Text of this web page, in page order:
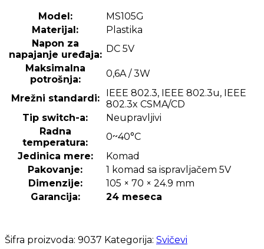
Model:
MS105G
Materijal:
Plastika
Napon za
napajanje uređaja:
DC 5V
Maksimalna
potrošnja:
0,6A / 3W
Mrežni standardi:
IEEE 802.3, IEEE 802.3u, IEEE
802.3x CSMA/CD
Tip switch-a:
Neupravljivi
Radna
temperatura:
0~40°C
Jedinica mere:
Komad
Pakovanje:
1 komad sa ispravljačem 5V
Dimenzije:
105 × 70 × 24.9 mm
Garancija:
24 meseca
Šifra proizvoda: 9037 Kategorija: Svičevi